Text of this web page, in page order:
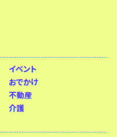
イベント
おでかけ
不動産
介護